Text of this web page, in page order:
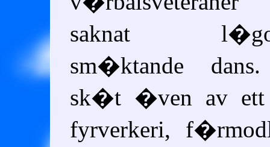
saknat
sm�ktande
sk�t �ven av ett
fyrverkeri,